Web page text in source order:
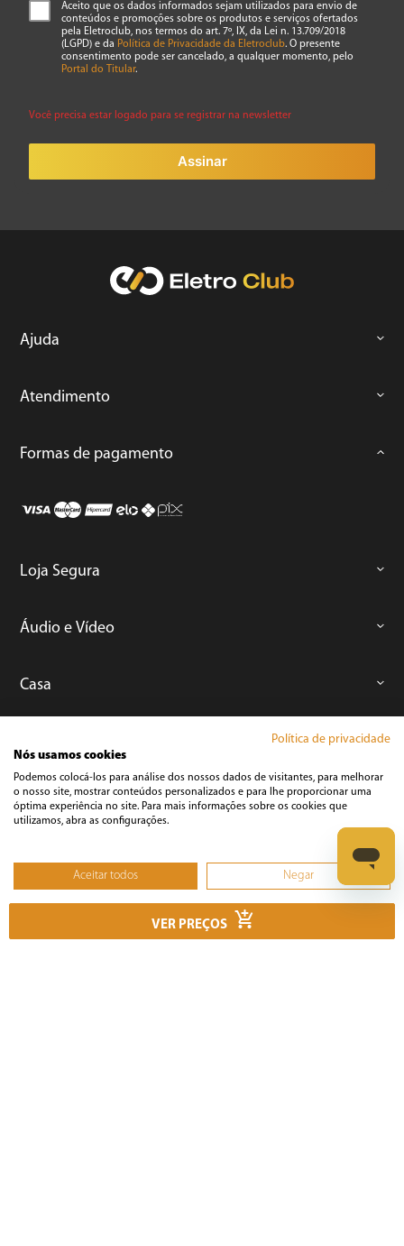
VER PREÇOS
Aceito que os dados informados sejam utilizados para envio de
conteúdos e promoções sobre os produtos e serviços ofertados
pela Eletroclub, nos termos do art. 7º, IX, da Lei n. 13.709/2018
(LGPD) e da Política de Privacidade da Eletroclub. O presente
consentimento pode ser cancelado, a qualquer momento, pelo
Portal do Titular.
Você precisa estar logado para se registrar na newsletter
Assinar
Ajuda
Atendimento
Formas de pagamento
Loja Segura
Áudio e Vídeo
Casa
Cozinha
Política de privacidade
Nós usamos cookies
Podemos colocá-los para análise dos nossos dados de visitantes, para melhorar
o nosso site, mostrar conteúdos personalizados e para lhe proporcionar uma
óptima experiência no site. Para mais informações sobre os cookies que
utilizamos, abra as configurações.
Aceitar todos Negar